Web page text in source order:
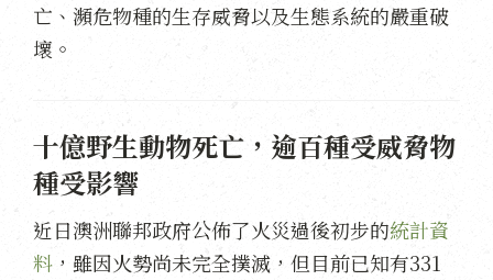
亡、瀕危物種的生存威脅以及生態系統的嚴重破
壞。
十億野生動物死亡，逾百種受威脅物
種受影響
近日澳洲聯邦政府公佈了火災過後初步的統計資
料 ，雖因火勢尚未完全撲滅，但目前已知有331